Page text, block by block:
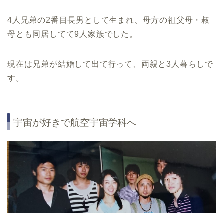
4人兄弟の2番目長男として生まれ、母方の祖父母・叔
母とも同居してて9人家族でした。
現在は兄弟が結婚して出て行って、両親と3人暮らしで
す。
宇宙が好きで航空宇宙学科へ